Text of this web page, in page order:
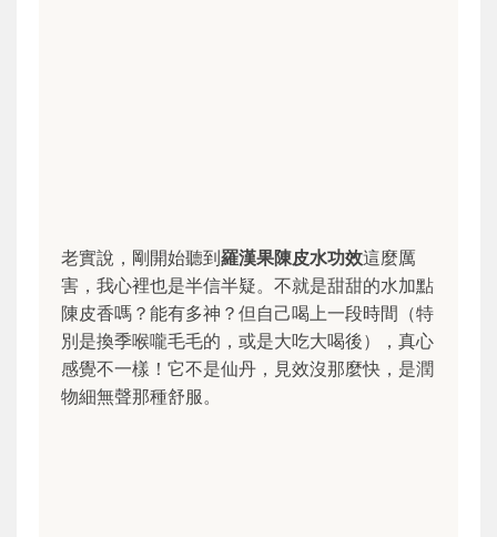
老實說，剛開始聽到羅漢果陳皮水功效這麼厲
害，我心裡也是半信半疑。不就是甜甜的水加點
陳皮香嗎？能有多神？但自己喝上一段時間（特
別是換季喉嚨毛毛的，或是大吃大喝後），真心
感覺不一樣！它不是仙丹，見效沒那麼快，是潤
物細無聲那種舒服。